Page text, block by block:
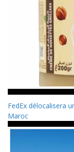
FedEx délocalisera
Maroc